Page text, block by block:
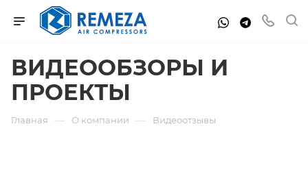
ВИДЕООБЗОРЫ И
ПРОЕКТЫ
Главная — О компании — Видеоотзывы